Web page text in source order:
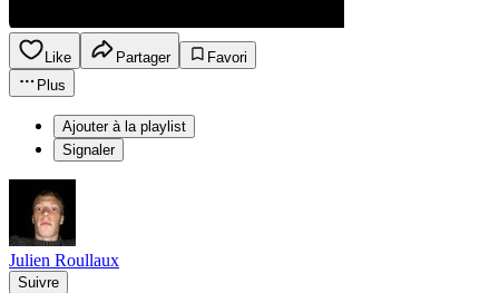
Like Partager
Favori
Plus
Ajouter à la playlist
Signaler
Julien Roullaux
Suivre